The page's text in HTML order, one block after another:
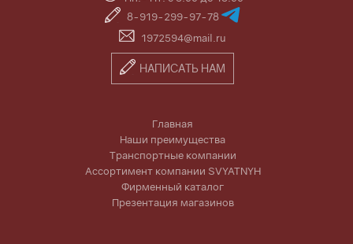
8-919-299-97-78
1972594@mail.ru
НАПИСАТЬ НАМ
Главная
Наши преимущества
Транспортные компании
Ассортимент компании SVYATNYH
Фирменный каталог
Презентация магазинов